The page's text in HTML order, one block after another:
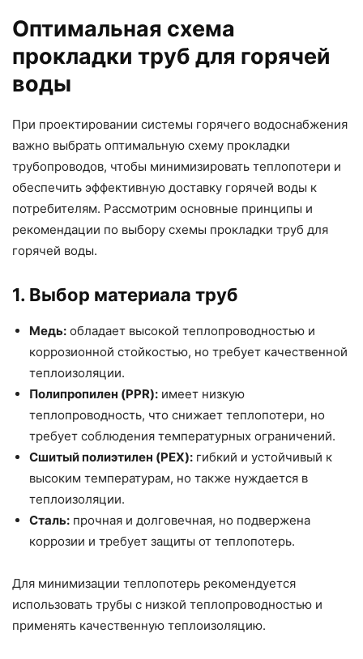
Оптимальная схема
прокладки труб для горячей
воды
При проектировании системы горячего водоснабжения
важно выбрать оптимальную схему прокладки
трубопроводов, чтобы минимизировать теплопотери и
обеспечить эффективную доставку горячей воды к
потребителям. Рассмотрим основные принципы и
рекомендации по выбору схемы прокладки труб для
горячей воды.
1. Выбор материала труб
Медь: обладает высокой теплопроводностью и
коррозионной стойкостью, но требует качественной
теплоизоляции.
Полипропилен (PPR): имеет низкую
теплопроводность, что снижает теплопотери, но
требует соблюдения температурных ограничений.
Сшитый полиэтилен (PEX): гибкий и устойчивый к
высоким температурам, но также нуждается в
теплоизоляции.
Сталь: прочная и долговечная, но подвержена
коррозии и требует защиты от теплопотерь.
Для минимизации теплопотерь рекомендуется
использовать трубы с низкой теплопроводностью и
применять качественную теплоизоляцию.